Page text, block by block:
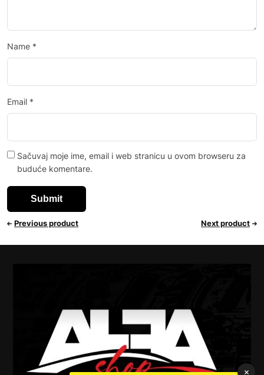
Name *
Email *
Sačuvaj moje ime, email i web stranicu u ovom browseru za
buduće komentare.
Previous product Next product